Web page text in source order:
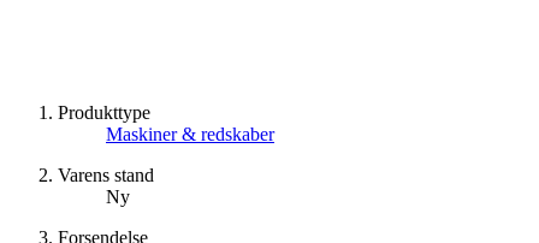
Produkttype
Maskiner & redskaber
Varens stand
Ny
Forsendelse